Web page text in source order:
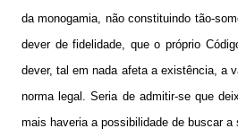
da monogamia, não constituindo tão-
dever de fidelidade, que o próprio
dever, tal em nada afeta a existência, a
norma legal. Seria de admitir-se que
mais haveria a possibilidade de buscar